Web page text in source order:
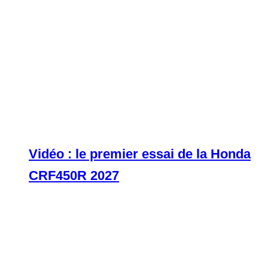
Vidéo : le premier essai de la Honda
CRF450R 2027